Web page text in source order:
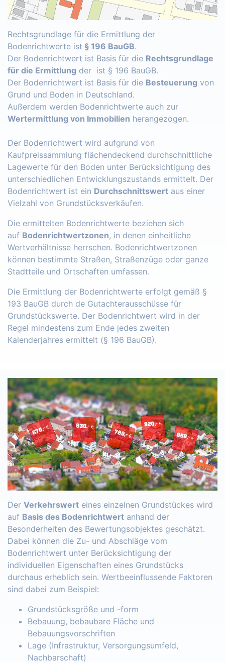
Rechtsgrundlage für die Ermittlung der
Bodenrichtwerte ist § 196 BauGB.
Der Bodenrichtwert ist Basis für die Rechtsgrundlage
für die Ermittlung der ist § 196 BauGB.
Der Bodenrichtwert ist Basis für die Besteuerung von
Grund und Boden in Deutschland.
Außerdem werden Bodenrichtwerte auch zur
Wertermittlung von Immobilien herangezogen.
Der Bodenrichtwert wird aufgrund von
Kaufpreissammlung flächendeckend durchschnittliche
Lagewerte für den Boden unter Berücksichtigung des
unterschiedlichen Entwicklungszustands ermittelt. Der
Bodenrichtwert ist ein Durchschnittswert aus einer
Vielzahl von Grundstücksverkäufen.
Die ermittelten Bodenrichtwerte beziehen sich
auf Bodenrichtwertzonen, in denen einheitliche
Wertverhältnisse herrschen. Bodenrichtwertzonen
können bestimmte Straßen, Straßenzüge oder ganze
Stadtteile und Ortschaften umfassen.
Die Ermittlung der Bodenrichtwerte erfolgt gemäß §
193 BauGB durch de Gutachterausschüsse für
Grundstückswerte. Der Bodenrichtwert wird in der
Regel mindestens zum Ende jedes zweiten
Kalenderjahres ermittelt (§ 196 BauGB).
Der Verkehrswert eines einzelnen Grundstückes wird
auf Basis des Bodenrichtwert anhand der
Besonderheiten des Bewertungsobjektes geschätzt.
Dabei können die Zu- und Abschläge vom
Bodenrichtwert unter Berücksichtigung der
individuellen Eigenschaften eines Grundstücks
durchaus erheblich sein. Wertbeeinflussende Faktoren
sind dabei zum Beispiel:
Grundstücksgröße und -form
Bebauung, bebaubare Fläche und
Bebauungsvorschriften
Lage (Infrastruktur, Versorgungsumfeld,
Nachbarschaft)